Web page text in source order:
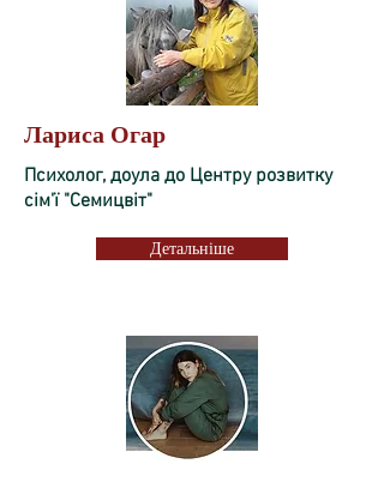
Лариса Огар
Психолог, доула до Центру розвитку
сім'ї "Семицвіт"
Детальніше